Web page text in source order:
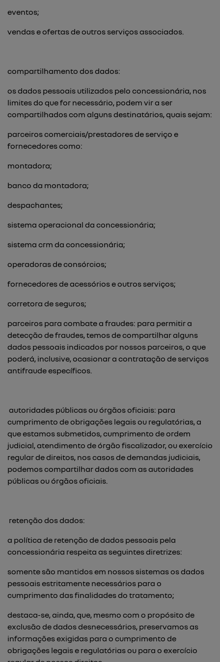
eventos;
vendas e ofertas de outros serviços associados.
compartilhamento dos dados:
os dados pessoais utilizados pelo concessionária, nos
limites do que for necessário, podem vir a ser
compartilhados com alguns destinatários, quais sejam:
parceiros comerciais/prestadores de serviço e
fornecedores como:
montadora;
banco da montadora;
despachantes;
sistema operacional da concessionária;
sistema crm da concessionária;
operadoras de consórcios;
fornecedores de acessórios e outros serviços;
corretora de seguros;
parceiros para combate a fraudes: para permitir a
detecção de fraudes, temos de compartilhar alguns
dados pessoais indicados por nossos parceiros, o que
poderá, inclusive, ocasionar a contratação de serviços
antifraude específicos.
autoridades públicas ou órgãos oficiais: para
cumprimento de obrigações legais ou regulatórias, a
que estamos submetidos, cumprimento de ordem
judicial, atendimento de órgão fiscalizador, ou exercício
regular de direitos, nos casos de demandas judiciais,
podemos compartilhar dados com as autoridades
públicas ou órgãos oficiais.
retenção dos dados:
a política de retenção de dados pessoais pela
concessionária respeita as seguintes diretrizes:
somente são mantidos em nossos sistemas os dados
pessoais estritamente necessários para o
cumprimento das finalidades do tratamento;
destaca-se, ainda, que, mesmo com o propósito de
exclusão de dados desnecessários, preservamos as
informações exigidas para o cumprimento de
obrigações legais e regulatórias ou para o exercício